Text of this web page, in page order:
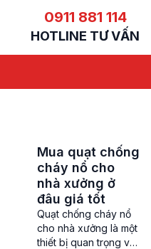
0911 881 114
HOTLINE TƯ VẤN
Mua quạt chống
cháy nổ cho
nhà xưởng ở
đâu giá tốt
Quạt chống cháy nổ
cho nhà xưởng là một
thiết bị quan trọng và